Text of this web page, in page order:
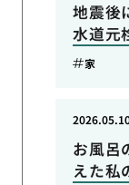
地震後
水道元
家
お風呂
えた私